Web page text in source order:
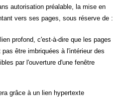
autorisation préalable, la mise en
vers ses pages, sous réserve de :
profond, c'est-à-dire que les pages
être imbriquées à l'intérieur des
par l'ouverture d'une fenêtre
grâce à un lien hypertexte